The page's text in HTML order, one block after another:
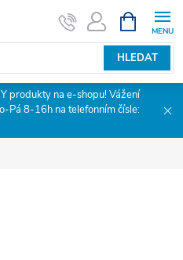
HLEDAT
NÁKUPNÍ
KOŠÍK
produkty na e-shopu! Vážení
Pá 8-16h na telefonním čísle: